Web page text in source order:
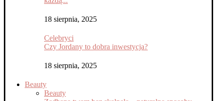
18 sierpnia, 2025
Celebryci
Czy Jordany to dobra inwestycja?
18 sierpnia, 2025
Beauty
Beauty